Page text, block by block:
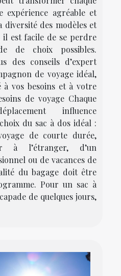
expérience agréable et
diversité des modèles et
il est facile de se perdre
de choix possibles.
des conseils d’expert
de voyage idéal,
à vos besoins et à votre
de voyage Chaque
influence
du sac à dos idéal :
de courte durée,
à l’étranger, d’un
ou de vacances de
du bagage doit être
Pour un sac à
de quelques jours,